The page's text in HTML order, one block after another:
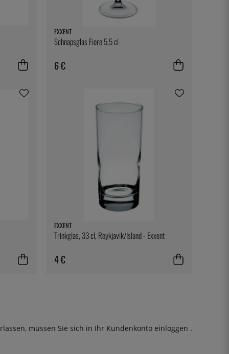
EXXENT
Schnapsglas Fiore 5,5 cl
6 €
EXXENT
Trinkglas, 33 cl, Reykjavik/Island - Exxent
4 €
müssen Sie sich in Ihr Kundenkonto einloggen .